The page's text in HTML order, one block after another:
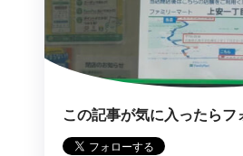
この記事が気に入ったらフ